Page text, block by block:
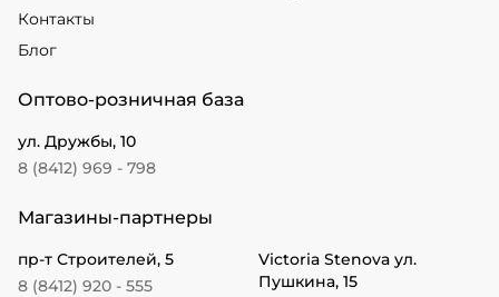
Контакты
Блог
Оптово-розничная база
ул. Дружбы, 10
8 (8412) 969 - 798
Магазины-партнеры
пр-т Строителей, 5
8 (8412) 920 - 555
Victoria Stenova ул.
Пушкина, 15